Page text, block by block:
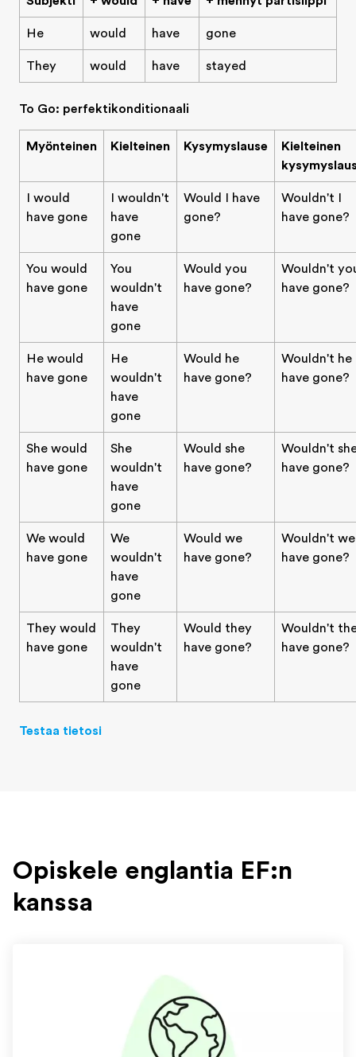
He would have gone
They would have stayed
To Go: perfektikonditionaali
Myönteinen Kielteinen Kysymyslause
Kielteinen
I would
have gone
I wouldn't
have
gone
Would I have
gone?
Wouldn't I
have gone?
You would
have gone
You
wouldn't
have
gone
Would you
have gone?
Wouldn't
have gone?
He would
have gone
He
wouldn't
have
gone
Would he
have gone?
Wouldn't he
have gone?
She would
have gone
She
wouldn't
have
gone
Would she
have gone?
Wouldn't
have gone?
We would
have gone
We
wouldn't
have
gone
Would we
have gone?
Wouldn't we
have gone?
They would
have gone
They
wouldn't
have
gone
Would they
have gone?
Wouldn't
have gone?
Testaa tietosi
Opiskele englantia EF:n
kanssa